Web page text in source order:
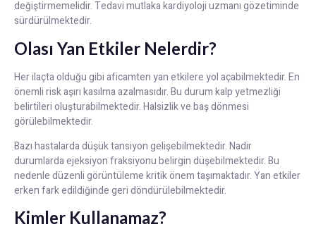
değiştirmemelidir. Tedavi mutlaka kardiyoloji uzmanı gözetiminde
sürdürülmektedir.
Olası Yan Etkiler Nelerdir?
Her ilaçta olduğu gibi aficamten yan etkilere yol açabilmektedir. En
önemli risk aşırı kasılma azalmasıdır. Bu durum kalp yetmezliği
belirtileri oluşturabilmektedir. Halsizlik ve baş dönmesi
görülebilmektedir.
Bazı hastalarda düşük tansiyon gelişebilmektedir. Nadir
durumlarda ejeksiyon fraksiyonu belirgin düşebilmektedir. Bu
nedenle düzenli görüntüleme kritik önem taşımaktadır. Yan etkiler
erken fark edildiğinde geri döndürülebilmektedir.
Kimler Kullanamaz?